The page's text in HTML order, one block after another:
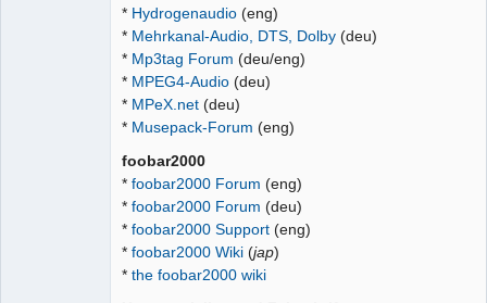
* Hydrogenaudio (eng)
* Mehrkanal-Audio, DTS, Dolby (deu)
* Mp3tag Forum (deu/eng)
* MPEG4-Audio (deu)
* MPeX.net (deu)
* Musepack-Forum (eng)
foobar2000
* foobar2000 Forum (eng)
* foobar2000 Forum (deu)
* foobar2000 Support (eng)
* foobar2000 Wiki (jap)
* the foobar2000 wiki